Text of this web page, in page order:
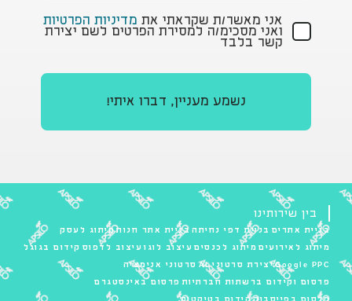
אני מאשר/ת שקראתי את מדיניות הפרטיות
ואני מסכימ/ה למסירת הפרטים לשם יצירת
קשר בלבד
נשמע מעניין, דברו איתי!
בין שירותינו
בניית אתרים בניית דפי נחיתה בניית אתר חנותמיתוג לעסק
מיתוג לאירועים מיתוג לכנסים עיצוב לוגו עיצוב לדפוס קידום בגוגל
Google PPCיצירת סרטוני AI
סרטוני אנימציה
פרסום וקידום ברשתות חברתיות פרסום באינסטגרם
פרסום בפייסבוקקידום בטיקטוק